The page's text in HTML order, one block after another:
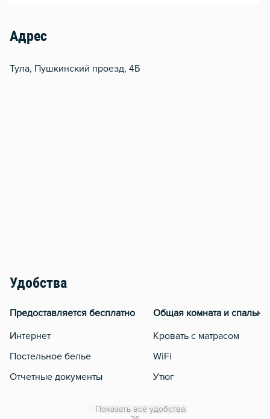
Адрес
Тула, Пушкинский проезд, 4Б
Удобства
Предоставляется бесплатно
Интернет
Постельное белье
Отчетные документы
Общая комната и спальня
Кровать с матрасом
WiFi
Утюг
Показать все удобства: